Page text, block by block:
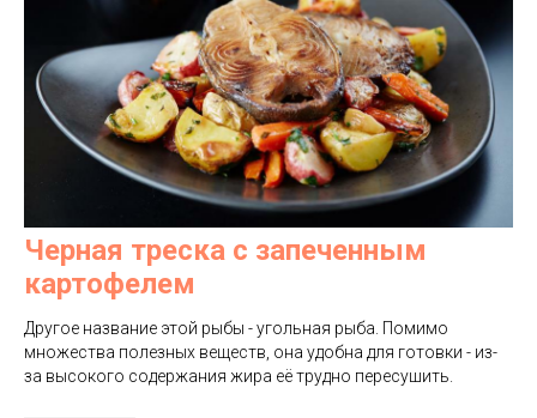
Черная треска с запеченным
картофелем
Другое название этой рыбы - угольная рыба. Помимо
множества полезных веществ, она удобна для готовки - из-
за высокого содержания жира её трудно пересушить.